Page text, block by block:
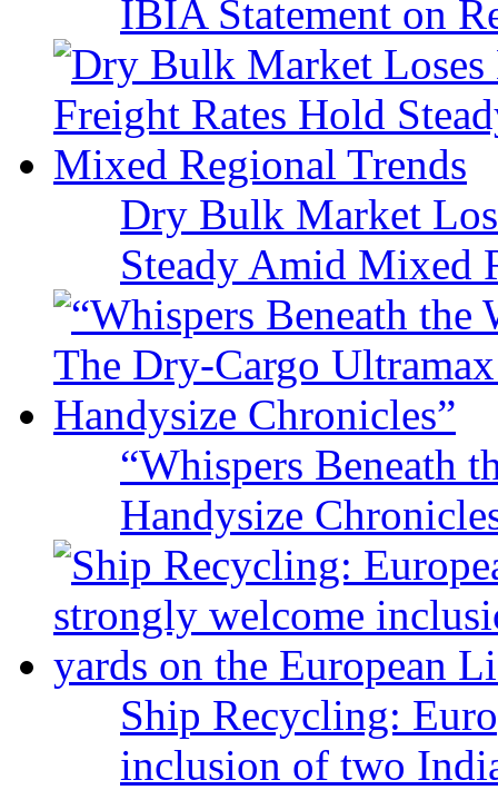
IBIA Statement on
Dry Bulk Market
Steady Amid Mixed
“Whispers Beneath
Handysize
Ship Recycling:
inclusion of two